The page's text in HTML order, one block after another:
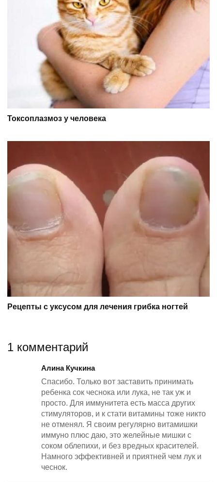
Токсоплазмоз у человека
Рецепты с уксусом для лечения грибка ногтей
1 комментарий
Алина Кучкина
Спасибо. Только вот заставить принимать
ребенка сок чеснока или лука, не так уж и
просто. Для иммунитета есть масса других
стимуляторов, и к стати витамины тоже никто
не отменял. Я своим регулярно витамишки
иммуно плюс даю, это желейные мишки с
соком облепихи, и без вредных красителей.
Намного эффективней и приятней чем лук и
чеснок.